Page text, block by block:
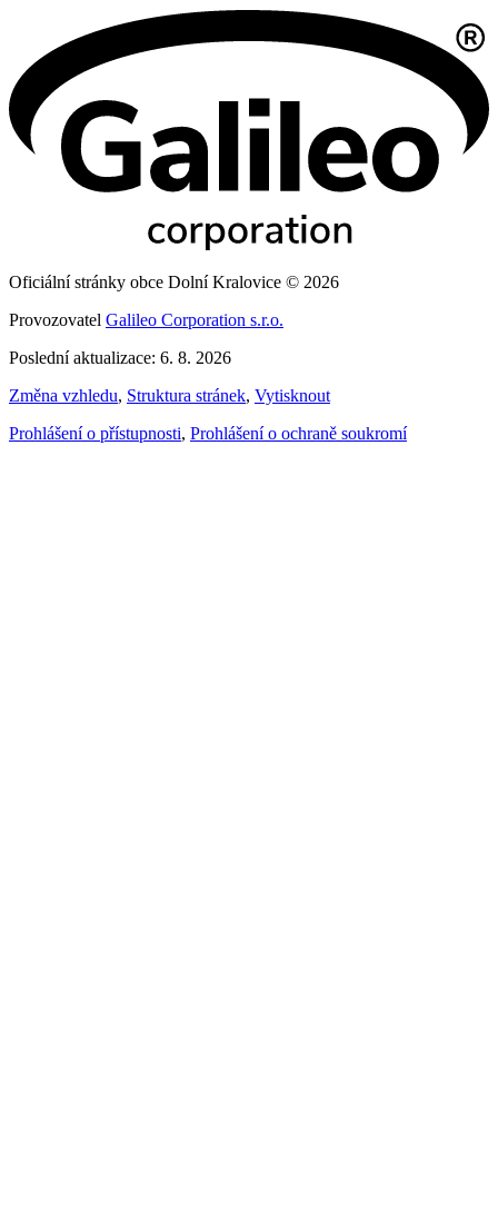
Oficiální stránky obce Dolní Kralovice © 2026
Provozovatel Galileo Corporation s.r.o.
Poslední aktualizace: 6. 8. 2026
Změna vzhledu, Struktura stránek, Vytisknout
Prohlášení o přístupnosti, Prohlášení o ochraně soukromí